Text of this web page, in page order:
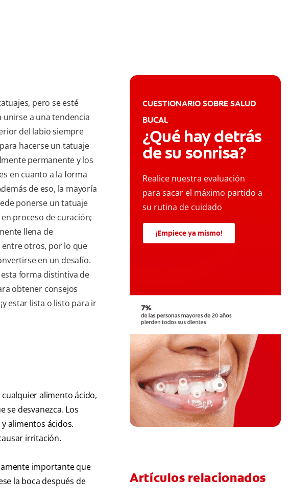
pero se esté
unirse a una tendencia
del labio siempre
hacerse un tatuaje
permanente y los
en cuanto a la forma
de eso, la mayoría
ponerse un tatuaje
proceso de curación;
llena de
entre otros, por lo que
en un desafío.
forma distintiva de
obtener consejos
estar lista o listo para ir
alimento ácido,
se desvanezca. Los
alimentos ácidos.
irritación.
importante que
la boca después de
CUESTIONARIO SOBRE SALUD
BUCAL
¿Qué hay detrás
de su sonrisa?
Realice nuestra evaluación
para sacar el máximo partido a
su rutina de cuidado
¡Empiece ya mismo!
Artículos relacionados